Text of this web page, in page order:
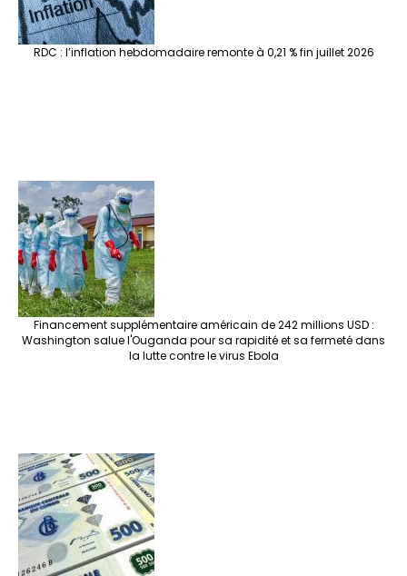
RDC : l’inflation hebdomadaire remonte à 0,21 % fin juillet 2026
Financement supplémentaire américain de 242 millions USD :
Washington salue l'Ouganda pour sa rapidité et sa fermeté dans
la lutte contre le virus Ebola